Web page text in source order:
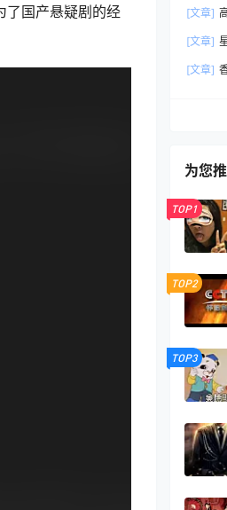
了国产悬疑剧的经
[文章]
高考！
[文章]
[文章]
为您
TOP1
TOP2
TOP3